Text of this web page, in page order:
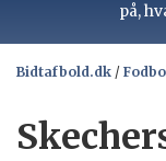
på,
Bidtafbold.dk /